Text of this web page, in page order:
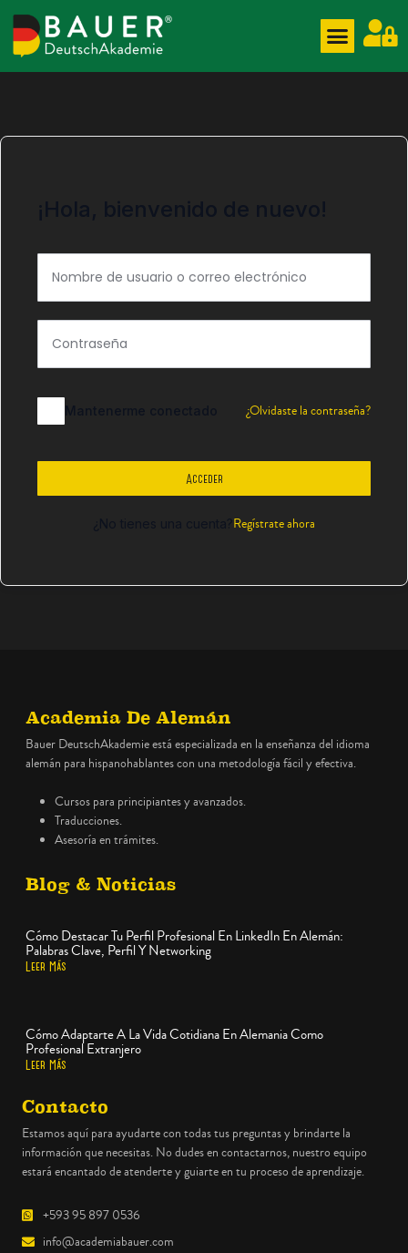
¡Hola, bienvenido de nuevo!
Mantenerme conectado ¿Olvidaste la contraseña?
Acceder
¿No tienes una cuenta?Regístrate ahora
Academia De Alemán
Bauer DeutschAkademie está especializada en la enseñanza del idioma
alemán para hispanohablantes con una metodología fácil y efectiva.
Cursos para principiantes y avanzados.
Traducciones.
Asesoría en trámites.
Blog & Noticias
Cómo Destacar Tu Perfil Profesional En LinkedIn En Alemán:
Palabras Clave, Perfil Y Networking
Leer Más
Cómo Adaptarte A La Vida Cotidiana En Alemania Como
Profesional Extranjero
Leer Más
Contacto
Estamos aquí para ayudarte con todas tus preguntas y brindarte la
información que necesitas. No dudes en contactarnos, nuestro equipo
estará encantado de atenderte y guiarte en tu proceso de aprendizaje.
+593 95 897 0536
info@academiabauer.com